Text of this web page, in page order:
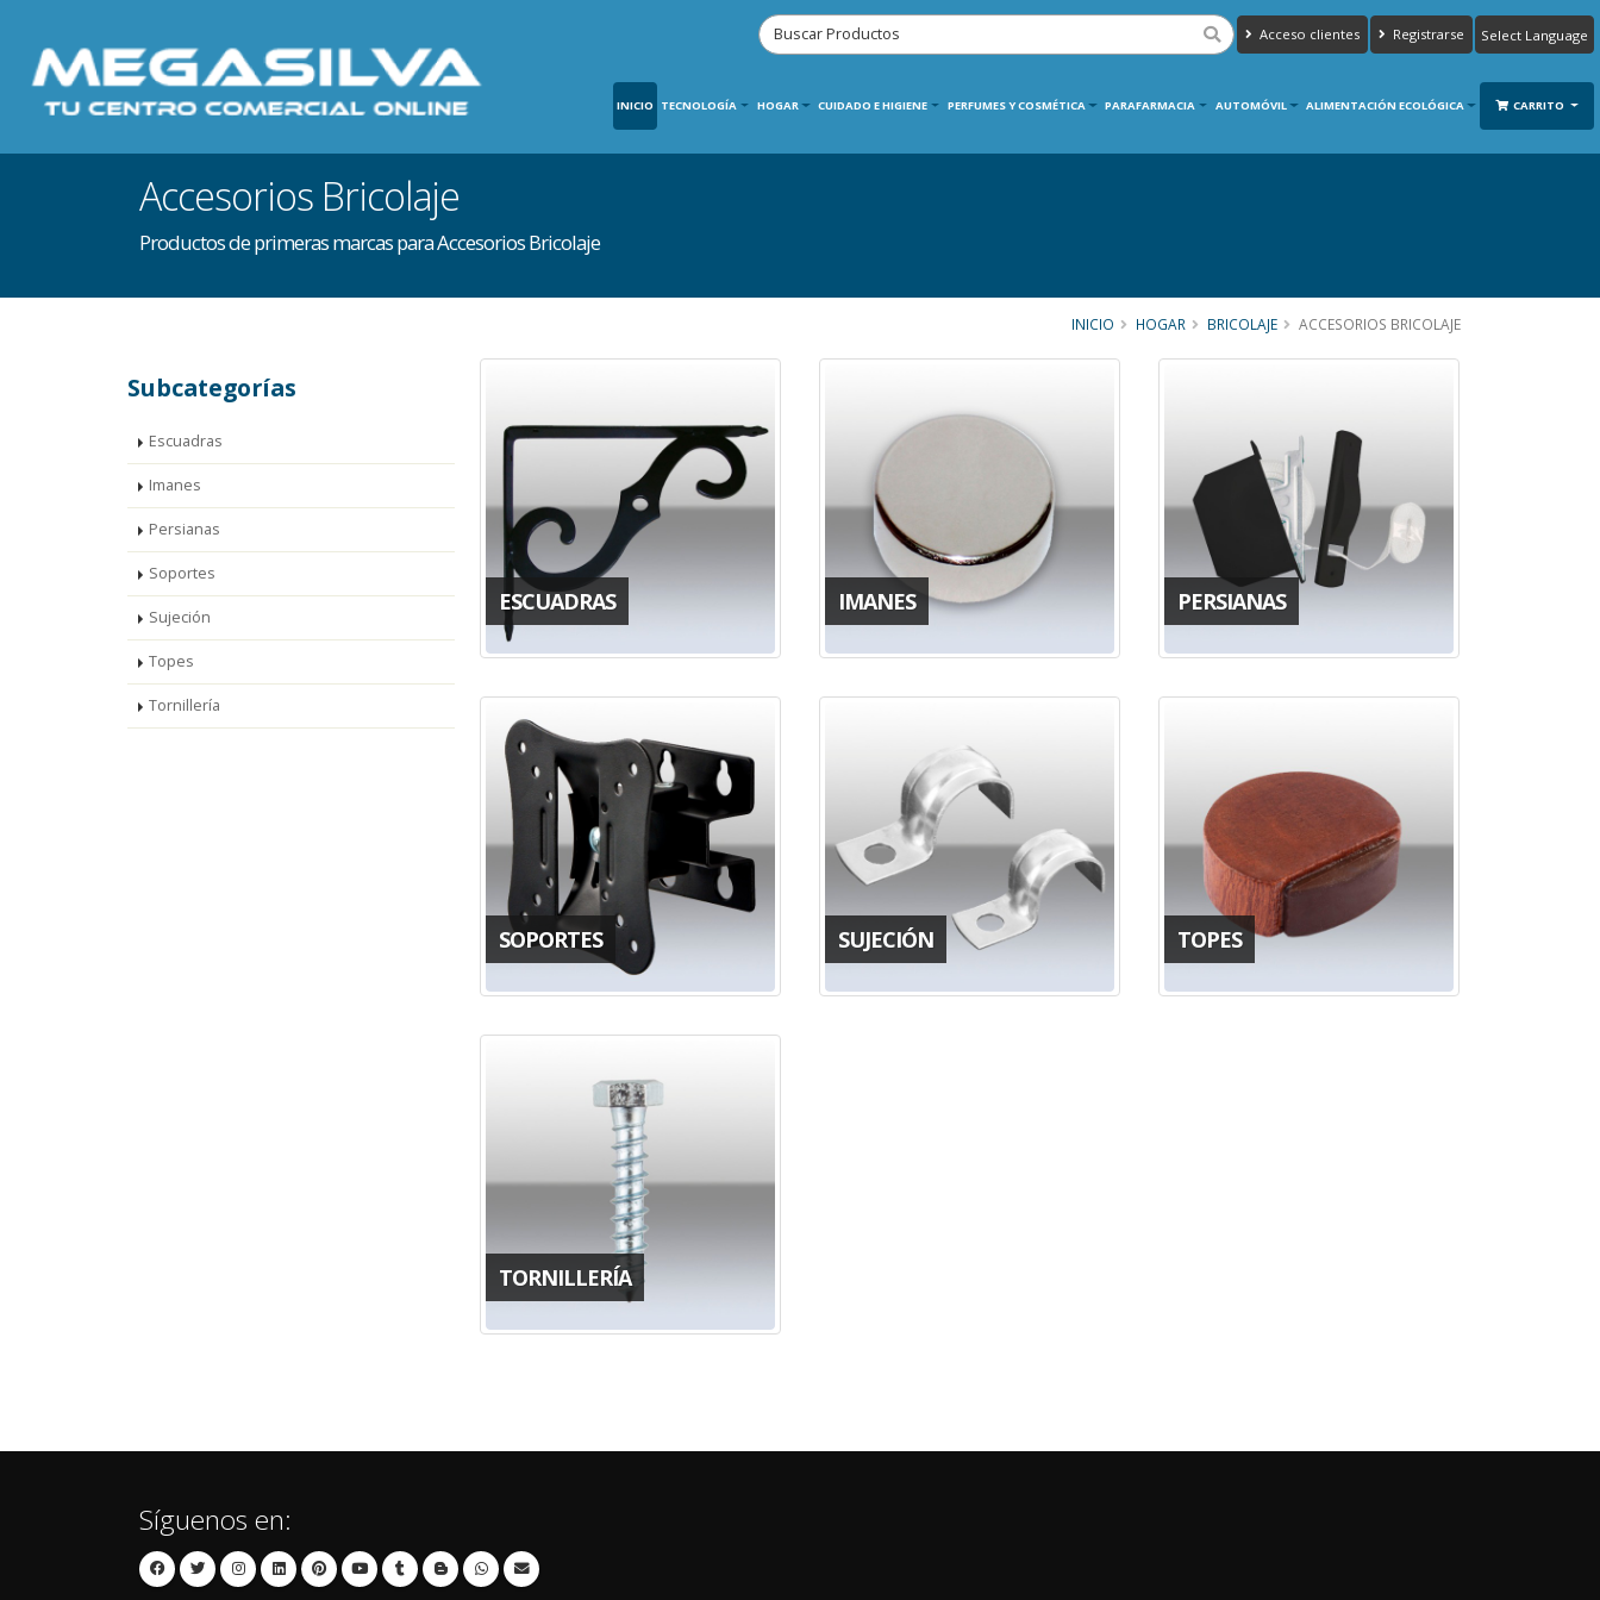
Acceso clientes Registrarse
Translate
INICIO TECNOLOGÍA HOGAR CUIDADO E HIGIENE PERFUMES Y COSMÉTICA PARAFARMACIA AUTOMÓVIL ALIMENTACIÓN ECOLÓGICA CARRITO
Accesorios Bricolaje
Productos de primeras marcas para Accesorios Bricolaje
INICIO HOGAR BRICOLAJE ACCESORIOS BRICOLAJE
Subcategorías
Escuadras
Imanes
Persianas
Soportes
Sujeción
Topes
Tornillería
ESCUADRAS IMANES PERSIANAS
SOPORTES SUJECIÓN TOPES
TORNILLERÍA
Síguenos en: